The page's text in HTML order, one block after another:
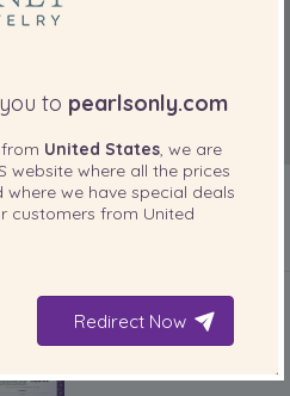
to pearlsonly.com
United States, we are
website where all the prices
where we have special deals
customers from United
Redirect Now